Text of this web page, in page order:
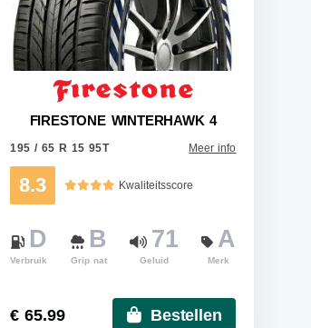
FIRESTONE WINTERHAWK 4
195 / 65 R 15 95T Meer info
8.3 Kwaliteitsscore
D
Verbruik
B
Grip nat
71
Geluid
A
Merk
€ 65.99 Bestellen